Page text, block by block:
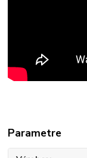
Parametre